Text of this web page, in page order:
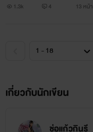
1.3k 4 13 หน้า
เกี่ยวกับนักเขียน
ช่อแก้วกินรี